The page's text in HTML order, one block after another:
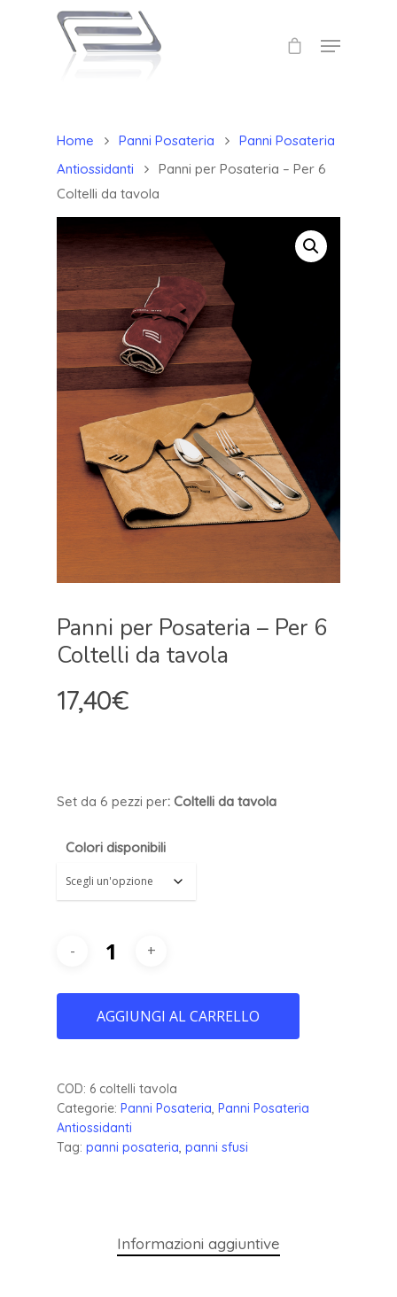
Home Panni Posateria
Panni Posateria
Antiossidanti
Panni per Posateria – Per 6
Coltelli da tavola
Panni per Posateria – Per 6
Coltelli da tavola
17,40€
Set da 6 pezzi per: Coltelli da tavola
Colori disponibili
AGGIUNGI AL CARRELLO
COD: 6 coltelli tavola
Categorie: Panni Posateria, Panni Posateria
Antiossidanti
Tag: panni posateria, panni sfusi
Informazioni aggiuntive